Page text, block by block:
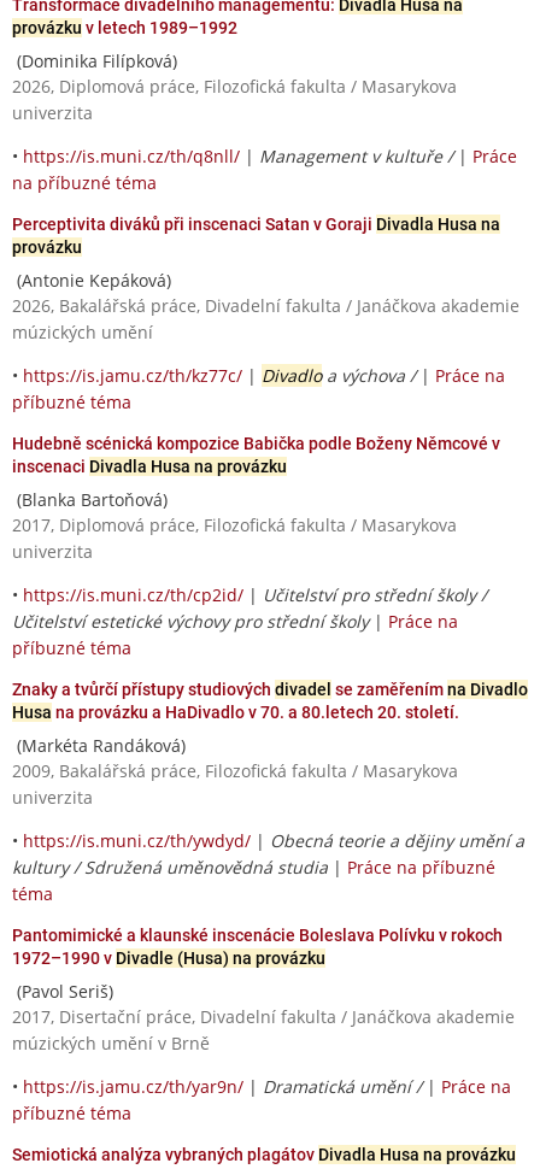
Transformace divadelního managementu: Divadla Husa na
provázku v letech 1989–1992
(Dominika Filípková)
2026, Diplomová práce, Filozofická fakulta / Masarykova
univerzita
• https://is.muni.cz/th/q8nll/ | Management v kultuře / | Práce
na příbuzné téma
Perceptivita diváků při inscenaci Satan v Goraji Divadla Husa na
provázku
(Antonie Kepáková)
2026, Bakalářská práce, Divadelní fakulta / Janáčkova akademie
múzických umění
• https://is.jamu.cz/th/kz77c/ | Divadloa výchova / | Práce na
příbuzné téma
Hudebně scénická kompozice Babička podle Boženy Němcové v
inscenaci Divadla Husa na provázku
(Blanka Bartoňová)
2017, Diplomová práce, Filozofická fakulta / Masarykova
univerzita
• https://is.muni.cz/th/cp2id/ | Učitelství pro střední školy /
Učitelství estetické výchovy pro střední školy| Práce na
příbuzné téma
Znaky a tvůrčí přístupy studiových divadel se zaměřenímna Divadlo
Husa na provázku a HaDivadlo v 70. a 80.letech 20. století.
(Markéta Randáková)
2009, Bakalářská práce, Filozofická fakulta / Masarykova
univerzita
• https://is.muni.cz/th/ywdyd/ | Obecná teorie a dějiny umění a
kultury / Sdružená uměnovědná studia | Práce na příbuzné
téma
Pantomimické a klaunské inscenácie Boleslava Polívku v rokoch
1972–1990 v Divadle (Husa) na provázku
(Pavol Seriš)
2017, Disertační práce, Divadelní fakulta / Janáčkova akademie
múzických umění v Brně
• https://is.jamu.cz/th/yar9n/ | Dramatická umění / | Práce na
příbuzné téma
Semiotická analýza vybraných plagátov Divadla Husa na provázku